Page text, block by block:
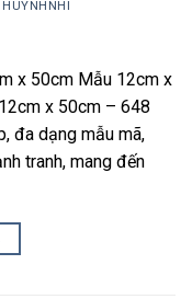
HUYNHNHI
x 50cm Mẫu 12cm x
x 50cm – 648
đa dạng mẫu mã,
tranh, mang đến